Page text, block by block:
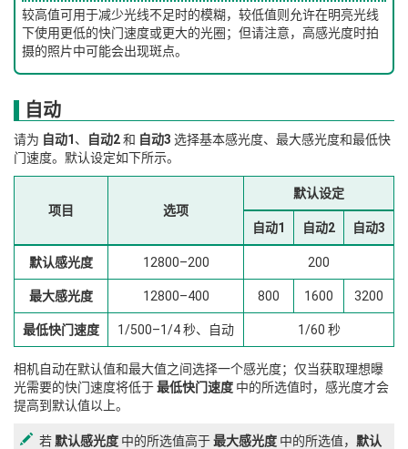
较高值可用于减少光线不足时的模糊，较低值则允许在明亮光线
下使用更低的快门速度或更大的光圈；但请注意，高感光度时拍
摄的照片中可能会出现斑点。
自动
请为 自动1 、 自动2和 自动3 选择基本感光度、最大感光度和最低快
门速度。默认设定如下所示。
项目 选项
默认设定
自动1 自动2 自动3
默认感光度 12800–200 200
最大感光度 12800–400 800 1600 3200
最低快门速度 1/500–1/4 秒、自动 1/60 秒
相机自动在默认值和最大值之间选择一个感光度；仅当获取理想曝
光需要的快门速度将低于最低快门速度 中的所选值时，感光度才会
提高到默认值以上。
若 默认感光度 中的所选值高于最大感光度 中的所选值， 默认